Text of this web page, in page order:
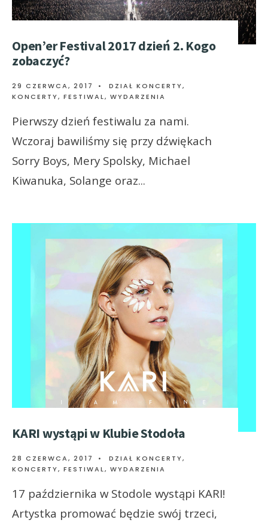
Open’er Festival 2017 dzień 2. Kogo
zobaczyć?
29 CZERWCA, 2017 • DZIAŁ KONCERTY,
KONCERTY, FESTIWAL, WYDARZENIA
Pierwszy dzień festiwalu za nami.
Wczoraj bawiliśmy się przy dźwiękach
Sorry Boys, Mery Spolsky, Michael
Kiwanuka, Solange oraz...
KARI wystąpi w Klubie Stodoła
28 CZERWCA, 2017 • DZIAŁ KONCERTY,
KONCERTY, FESTIWAL, WYDARZENIA
17 października w Stodole wystąpi KARI!
Artystka promować będzie swój trzeci,